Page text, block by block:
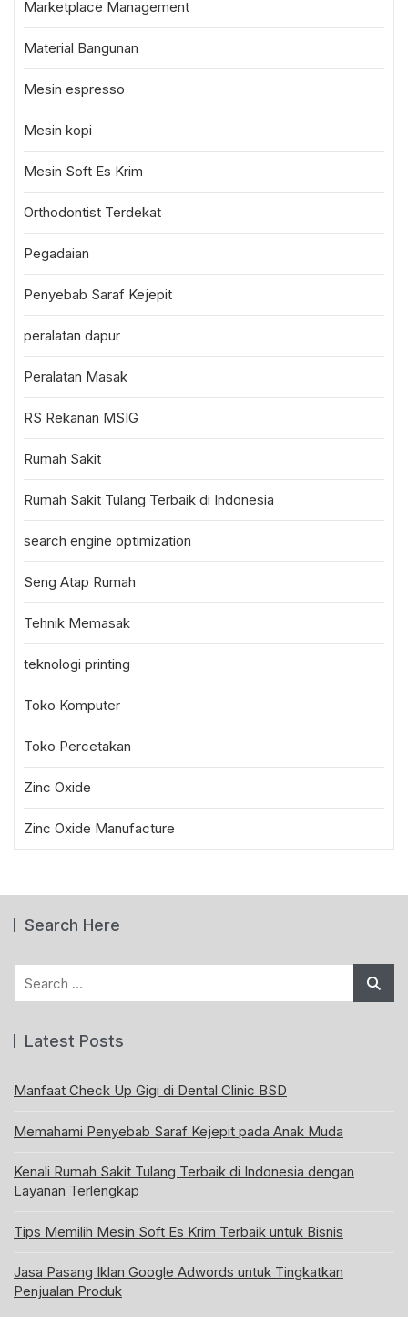
Marketplace Management
Material Bangunan
Mesin espresso
Mesin kopi
Mesin Soft Es Krim
Orthodontist Terdekat
Pegadaian
Penyebab Saraf Kejepit
peralatan dapur
Peralatan Masak
RS Rekanan MSIG
Rumah Sakit
Rumah Sakit Tulang Terbaik di Indonesia
search engine optimization
Seng Atap Rumah
Tehnik Memasak
teknologi printing
Toko Komputer
Toko Percetakan
Zinc Oxide
Zinc Oxide Manufacture
Search Here
Latest Posts
Manfaat Check Up Gigi di Dental Clinic BSD
Memahami Penyebab Saraf Kejepit pada Anak Muda
Kenali Rumah Sakit Tulang Terbaik di Indonesia dengan
Layanan Terlengkap
Tips Memilih Mesin Soft Es Krim Terbaik untuk Bisnis
Jasa Pasang Iklan Google Adwords untuk Tingkatkan
Penjualan Produk